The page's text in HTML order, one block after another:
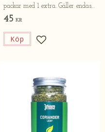
packar med 1 extra. Gäller endast
online.
45 KR
Lägg till i
Köp